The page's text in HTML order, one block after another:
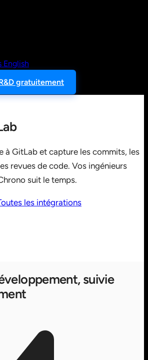
English
gratuitement
à GitLab et capture les commits, les
revues de code. Vos ingénieurs
suit le temps.
les intégrations
suivie